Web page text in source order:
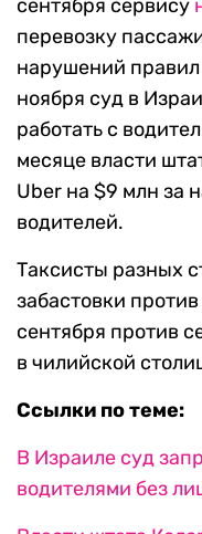
сентября сервису
перевозку
нарушений
ноября суд в
работать с
месяце власти
Uber на $9 млн за
водителей.
Таксисты разных
забастовки
сентября против
в чилийской
Ссылки по теме:
В Израиле суд
водителями без